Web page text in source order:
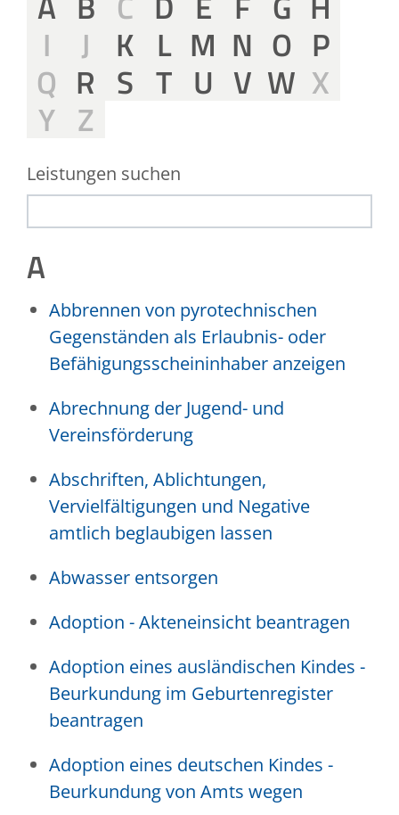
I J K L M N O P
Q R S T U V W X
Y Z
Leistungen suchen
A
Abbrennen von pyrotechnischen
Gegenständen als Erlaubnis- oder
Befähigungsscheininhaber anzeigen
Abrechnung der Jugend- und
Vereinsförderung
Abschriften, Ablichtungen,
Vervielfältigungen und Negative
amtlich beglaubigen lassen
Abwasser entsorgen
Adoption - Akteneinsicht beantragen
Adoption eines ausländischen Kindes -
Beurkundung im Geburtenregister
beantragen
Adoption eines deutschen Kindes -
Beurkundung von Amts wegen